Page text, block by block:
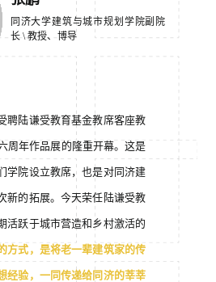
同济大学建筑与城市规划学院副院
长 \教授、博导
聘陆谦受教育基金教席客座教
周年作品展的隆重开幕。这是
学院设立教席，也是对同济建
新的拓展。今天荣任陆谦受教
活跃于城市营造和乡村激活的
方式，是将老一辈建筑家的传
经验，一同传递给同济的莘莘